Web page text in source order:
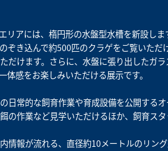
アには、楕円形の水盤型水槽を新設しま
ぞき込んで約500匹のクラゲをご覧いただ
だけます。さらに、水盤に張り出したガ
感をお楽しみいただける展示です。
日常的な飼育作業や育成設備を公開するオ
の作業など見学いただけるほか、飼育ス
報が流れる、直径約10メートルのリング